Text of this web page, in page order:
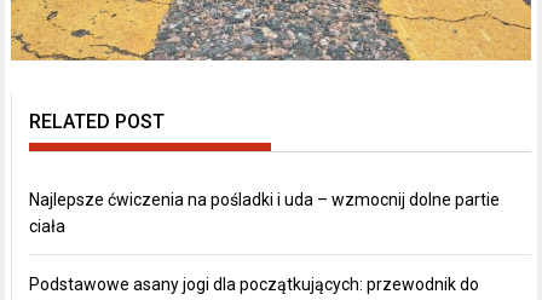
RELATED POST
Najlepsze ćwiczenia na pośladki i uda – wzmocnij dolne partie
ciała
Podstawowe asany jogi dla początkujących: przewodnik do